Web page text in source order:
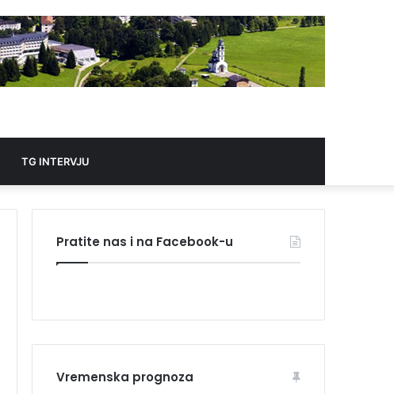
TG INTERVJU
Pratite nas i na Facebook-u
Vremenska prognoza